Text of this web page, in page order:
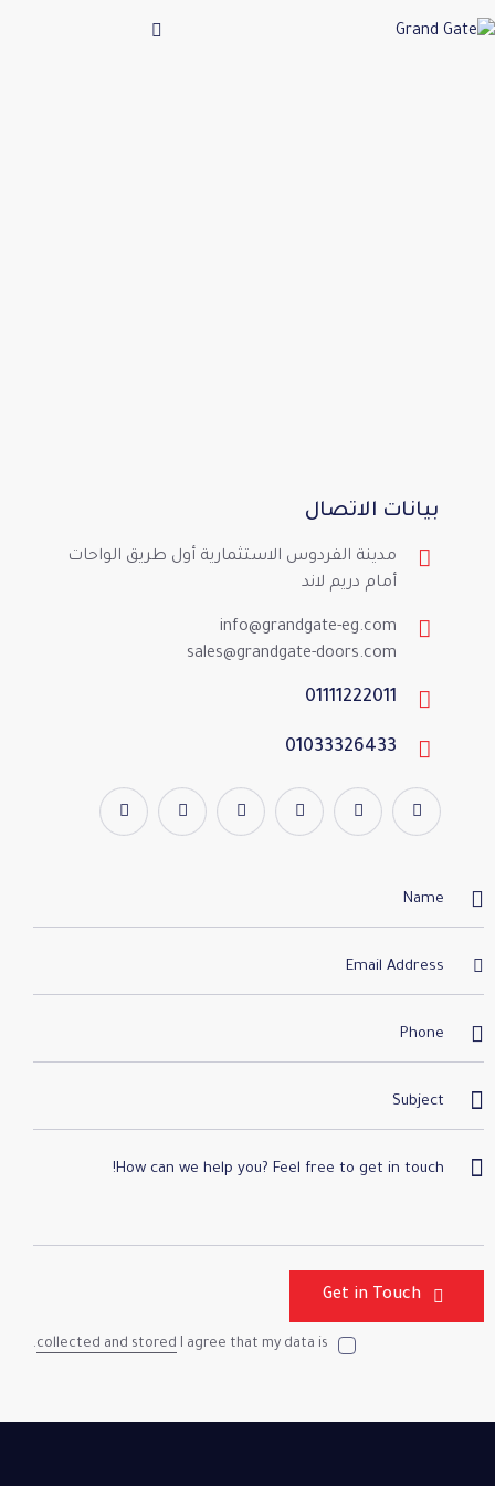
بيانات الاتصال
مدينة الفردوس الاستثمارية أول طريق الواحات
أمام دريم لاند
info@grandgate-eg.com
sales@grandgate-doors.com
01111222011
01033326433
I agree that my data is
collected and stored
.